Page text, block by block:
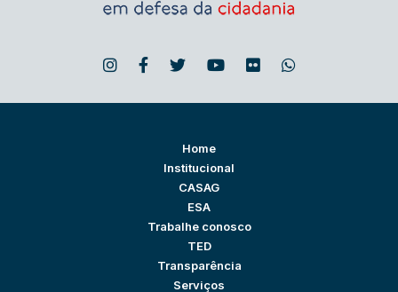
Home
Institucional
CASAG
ESA
Trabalhe conosco
TED
Transparência
Serviços